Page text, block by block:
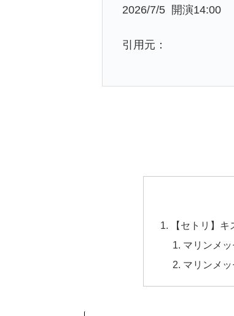
2026/7/5 開演14:00
引用元：
【セトリ】
マリンメ
マリンメ